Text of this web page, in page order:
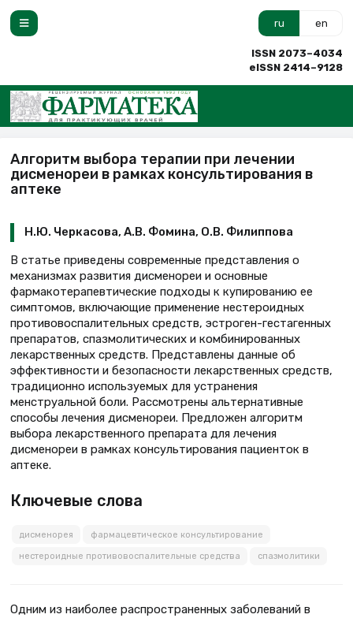
ru en
ISSN 2073–4034
eISSN 2414–9128
Алгоритм выбора терапии при лечении
дисменореи в рамках консультирования в
аптеке
Н.Ю. Черкасова, А.В. Фомина, О.В. Филиппова
В статье приведены современные представления о
механизмах развития дисменореи и основные
фармакотерапевтические подходы к купированию ее
симптомов, включающие применение нестероидных
противовоспалительных средств, эстроген-гестагенных
препаратов, спазмолитических и комбинированных
лекарственных средств. Представлены данные об
эффективности и безопасности лекарственных средств,
традиционно используемых для устранения
менструальной боли. Рассмотрены альтернативные
способы лечения дисменореи. Предложен алгоритм
выбора лекарственного препарата для лечения
дисменореи в рамках консультирования пациенток в
аптеке.
Ключевые слова
дисменорея фармацевтическое консультирование
нестероидные противовоспалительные средства спазмолитики
Одним из наиболее распространенных заболеваний в